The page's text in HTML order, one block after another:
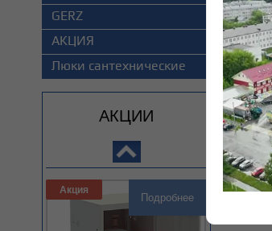
GERZ
АКЦИЯ
Люки сантехнические
АКЦИИ
LED-C37-11W/NW/E14/FR/NR
215руб. (шт)
Акция
Подробнее